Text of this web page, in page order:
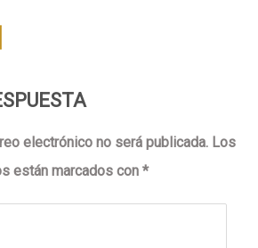
electrónico no será publicada. Los
están marcados con *